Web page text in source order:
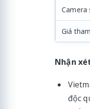
Camera
Giá
Nhận
độc